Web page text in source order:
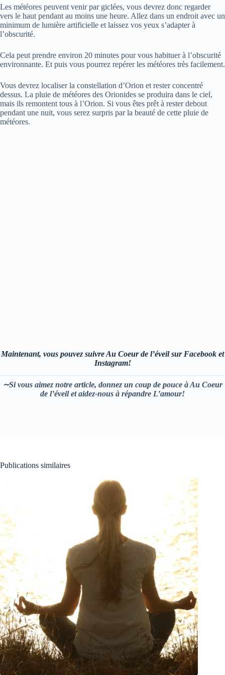
Les météores peuvent venir par giclées, vous devrez donc regarder
vers le haut pendant au moins une heure. Allez dans un endroit avec un
minimum de lumière artificielle et laissez vos yeux s’adapter à
l’obscurité.
Cela peut prendre environ 20 minutes pour vous habituer à l’obscurité
environnante. Et puis vous pourrez repérer les météores très facilement.
Vous devrez localiser la constellation d’Orion et rester concentré
dessus. La pluie de météores des Orionides se produira dans le ciel,
mais ils remontent tous à l’Orion. Si vous êtes prêt à rester debout
pendant une nuit, vous serez surpris par la beauté de cette pluie de
météores.
Maintenant, vous pouvez suivre Au Coeur de l’éveil sur Facebook et
Instagram!
∼Si vous aimez notre article, donnez un coup de pouce à Au Coeur
de l’éveil et aidez-nous à répandre L’amour!
Publications similaires